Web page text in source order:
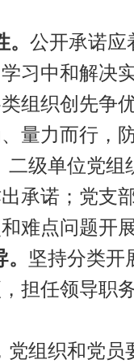
。公开承诺应
习中和解决
组织创先争
量力而行，
二级单位党组
承诺；党支
难点问题开
坚持分类开
担任领导职
党组织和党